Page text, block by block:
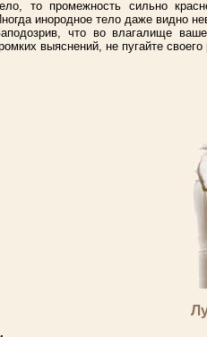
то промежность сильно
инородное тело даже видно
что во влагалище
выяснений, не пугайте